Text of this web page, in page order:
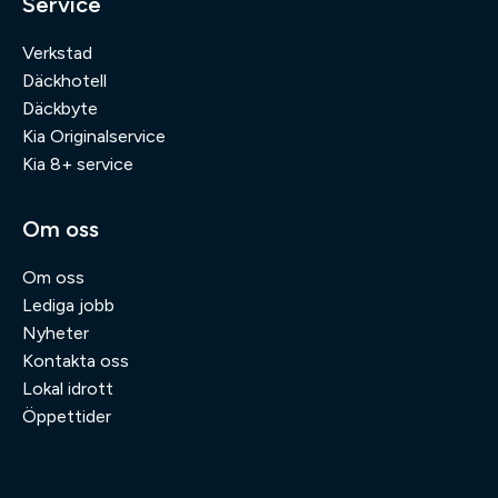
Verkstad
Däckhotell
Däckbyte
Kia Originalservice
Kia 8+ service
Om oss
Om oss
Lediga jobb
Nyheter
Kontakta oss
Lokal idrott
Öppettider